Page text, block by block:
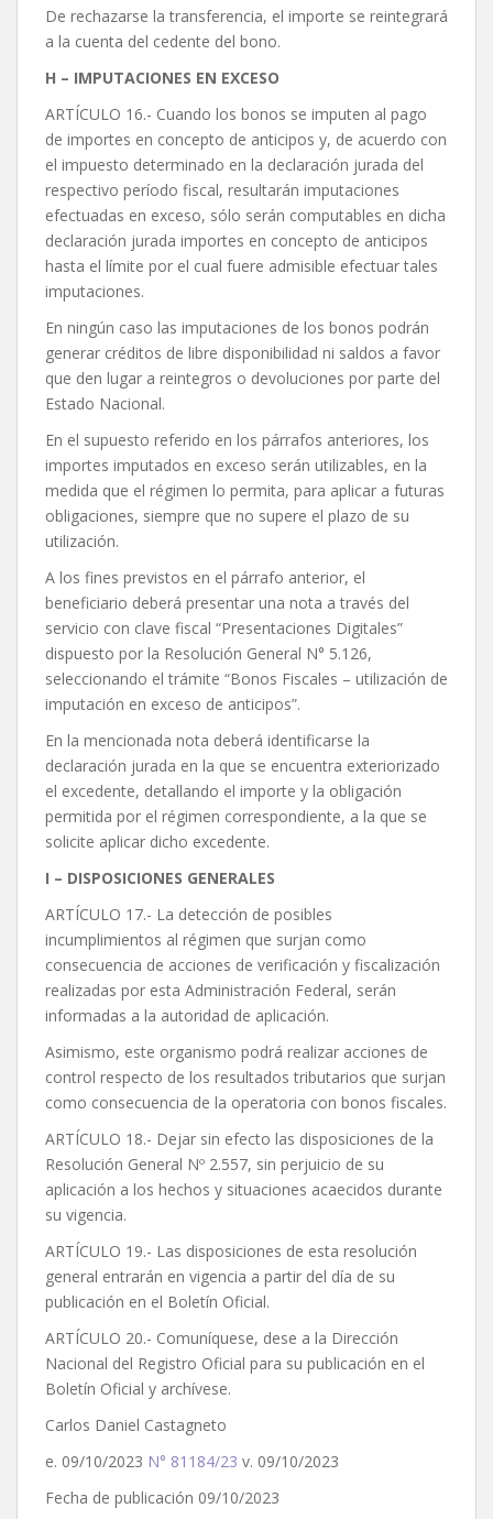
De rechazarse la transferencia, el importe se reintegrará
a la cuenta del cedente del bono.
H – IMPUTACIONES EN EXCESO
ARTÍCULO 16.- Cuando los bonos se imputen al pago
de importes en concepto de anticipos y, de acuerdo con
el impuesto determinado en la declaración jurada del
respectivo período fiscal, resultarán imputaciones
efectuadas en exceso, sólo serán computables en dicha
declaración jurada importes en concepto de anticipos
hasta el límite por el cual fuere admisible efectuar tales
imputaciones.
En ningún caso las imputaciones de los bonos podrán
generar créditos de libre disponibilidad ni saldos a favor
que den lugar a reintegros o devoluciones por parte del
Estado Nacional.
En el supuesto referido en los párrafos anteriores, los
importes imputados en exceso serán utilizables, en la
medida que el régimen lo permita, para aplicar a futuras
obligaciones, siempre que no supere el plazo de su
utilización.
A los fines previstos en el párrafo anterior, el
beneficiario deberá presentar una nota a través del
servicio con clave fiscal “Presentaciones Digitales”
dispuesto por la Resolución General N° 5.126,
seleccionando el trámite “Bonos Fiscales – utilización de
imputación en exceso de anticipos”.
En la mencionada nota deberá identificarse la
declaración jurada en la que se encuentra exteriorizado
el excedente, detallando el importe y la obligación
permitida por el régimen correspondiente, a la que se
solicite aplicar dicho excedente.
I – DISPOSICIONES GENERALES
ARTÍCULO 17.- La detección de posibles
incumplimientos al régimen que surjan como
consecuencia de acciones de verificación y fiscalización
realizadas por esta Administración Federal, serán
informadas a la autoridad de aplicación.
Asimismo, este organismo podrá realizar acciones de
control respecto de los resultados tributarios que surjan
como consecuencia de la operatoria con bonos fiscales.
ARTÍCULO 18.- Dejar sin efecto las disposiciones de la
Resolución General Nº 2.557, sin perjuicio de su
aplicación a los hechos y situaciones acaecidos durante
su vigencia.
ARTÍCULO 19.- Las disposiciones de esta resolución
general entrarán en vigencia a partir del día de su
publicación en el Boletín Oficial.
ARTÍCULO 20.- Comuníquese, dese a la Dirección
Nacional del Registro Oficial para su publicación en el
Boletín Oficial y archívese.
Carlos Daniel Castagneto
e. 09/10/2023 N° 81184/23 v. 09/10/2023
Fecha de publicación 09/10/2023